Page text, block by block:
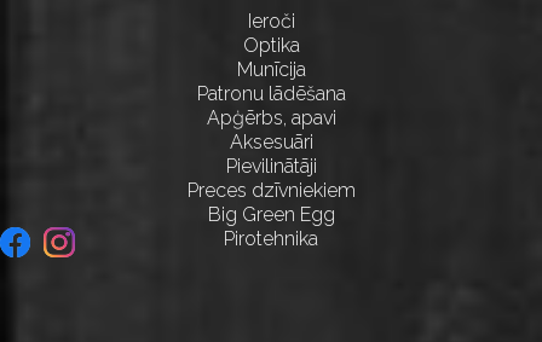
Ieroči
Optika
Munīcija
Patronu lādēšana
Apģērbs, apavi
Aksesuāri
Pievilinātāji
Preces dzīvniekiem
Big Green Egg
Pirotehnika